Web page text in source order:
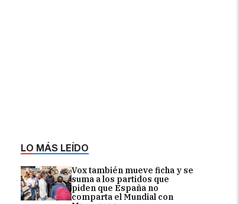
LO MÁS LEÍDO
Vox también mueve ficha y se
suma a los partidos que
piden que España no
comparta el Mundial con